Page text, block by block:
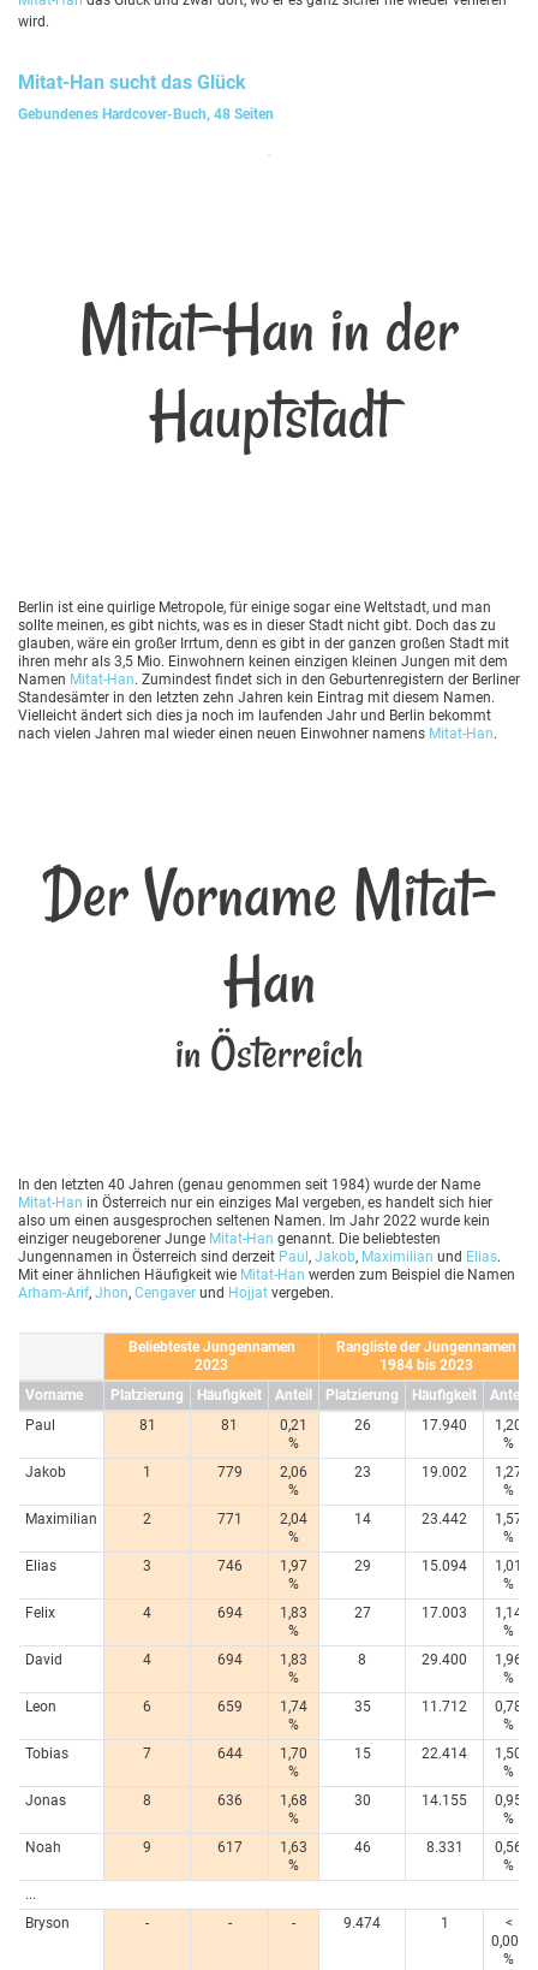
wird.
Mitat-Han sucht das Glück
Gebundenes Hardcover-Buch, 48 Seiten
Mitat-Han in der
Hauptstadt
Berlin ist eine quirlige Metropole, für einige sogar eine Weltstadt, und man
sollte meinen, es gibt nichts, was es in dieser Stadt nicht gibt. Doch das zu
glauben, wäre ein großer Irrtum, denn es gibt in der ganzen großen Stadt mit
ihren mehr als 3,5 Mio. Einwohnern keinen einzigen kleinen Jungen mit dem
Namen Mitat-Han. Zumindest findet sich in den Geburtenregistern der Berliner
Standesämter in den letzten zehn Jahren kein Eintrag mit diesem Namen.
Vielleicht ändert sich dies ja noch im laufenden Jahr und Berlin bekommt
nach vielen Jahren mal wieder einen neuen Einwohner namens Mitat-Han.
Der Vorname Mitat-
Han
in Österreich
In den letzten 40 Jahren (genau genommen seit 1984) wurde der Name
Mitat-Han in Österreich nur ein einziges Mal vergeben, es handelt sich hier
also um einen ausgesprochen seltenen Namen. Im Jahr 2022 wurde kein
einziger neugeborener Junge Mitat-Han genannt. Die beliebtesten
Jungennamen in Österreich sind derzeit Paul , Jakob, Maximilian und Elias.
Mit einer ähnlichen Häufigkeit wie Mitat-Han werden zum Beispiel die Namen
Arham-Arif, Jhon, Cengaver und Hojjat vergeben.
Beliebteste Jungennamen
2023
Rangliste der Jungennamen
1984 bis 2023
Vorname
Platzierung Häufigkeit Anteil Platzierung Häufigkeit
Anteil
Paul
81 81
0,21
%
26 17.940
1,20
%
Jakob
1 779
2,06
%
23 19.002
1,27
%
Maximilian
2 771
2,04
%
14 23.442
1,57
%
Elias
3 746
1,97
%
29 15.094
1,01
%
Felix
4 694
1,83
%
27 17.003
1,14
%
David
4 694
1,83
%
8 29.400
1,96
%
Leon
6 659
1,74
%
35 11.712
0,78
%
Tobias
7 644
1,70
%
15 22.414
1,50
%
Jonas
8 636
1,68
%
30 14.155
0,95
%
Noah
9 617
1,63
%
46 8.331
0,56
%
...
Bryson
- - - 9.474 1
<
0,005
%